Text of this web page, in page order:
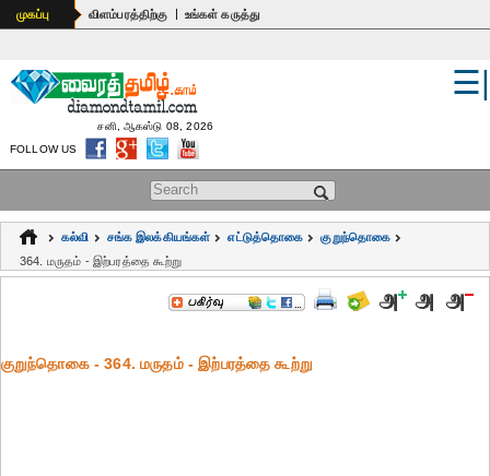
உலகம்
பொதுஅறிவு
கல்வி
ஆன்மிகம்
முகப்பு விளம்பரத்திற்கு | உங்கள் கருத்து
Search form
☰|
சனி, ஆகஸ்டு 08, 2026
FOLLOW US
கல்வி சங்க இலக்கியங்கள் எட்டுத்தொகை
குறுந்தொகை
364. மருதம் - இற்பரத்தை கூற்று
குறுந்தொகை - 364. மருதம் - இற்பரத்தை கூற்று